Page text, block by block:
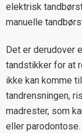
elektrisk
manuelle
Det er derudover
tandstikker for at
ikke kan komme
tandrensningen,
madrester, som
eller parodontose.